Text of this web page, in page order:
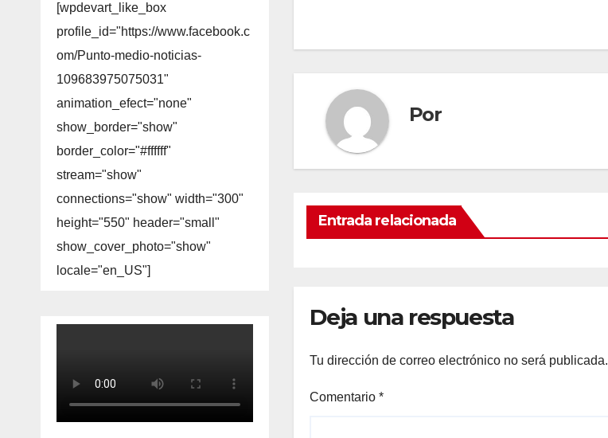
[wpdevart_like_box
profile_id="https://www.facebook.c
om/Punto-medio-noticias-
109683975075031"
animation_efect="none"
show_border="show"
border_color="#ffffff"
stream="show"
connections="show" width="300"
height="550" header="small"
show_cover_photo="show"
locale="en_US"]
Por
Entrada relacionada
Deja una respuesta
Tu dirección de correo electrónico no será publicada.
Comentario *